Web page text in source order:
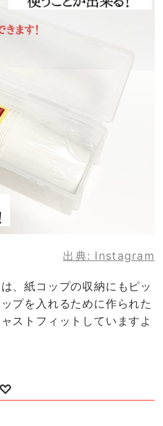
出典: Instagram
、紙コップの収納にもピッ
プを入れるために作られた
ストフィットしていますよ
♡